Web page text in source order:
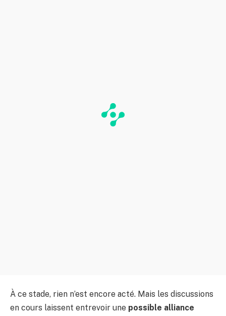
À ce stade, rien n’est encore acté. Mais les discussions
en cours laissent entrevoir une possible alliance